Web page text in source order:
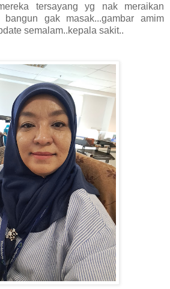
tersayang yg nak meraikan
gak masak...gambar amim
semalam..kepala sakit..